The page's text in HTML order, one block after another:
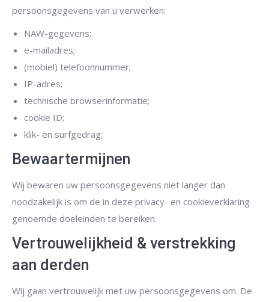
persoonsgegevens van u verwerken:
NAW-gegevens;
e-mailadres;
(mobiel) telefoonnummer;
IP-adres;
technische browserinformatie;
cookie ID;
klik- en surfgedrag;
Bewaartermijnen
Wij bewaren uw persoonsgegevens niet langer dan
noodzakelijk is om de in deze privacy- en cookieverklaring
genoemde doeleinden te bereiken.
Vertrouwelijkheid & verstrekking
aan derden
Wij gaan vertrouwelijk met uw persoonsgegevens om. De